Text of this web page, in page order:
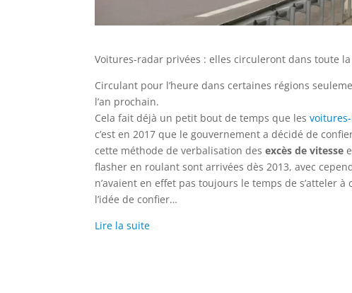
Voitures-radar privées : elles circuleront dans toute la
Circulant pour l’heure dans certaines régions
l’an prochain.
Cela fait déjà un petit bout de temps que les
c’est en 2017 que le gouvernement a décidé de
cette méthode de verbalisation desexcès de vitesse
flasher en roulant sont arrivées dès 2013, avec
n’avaient en effet pas toujours le temps de s’atteler
l’idée de confier…
Lire la suite